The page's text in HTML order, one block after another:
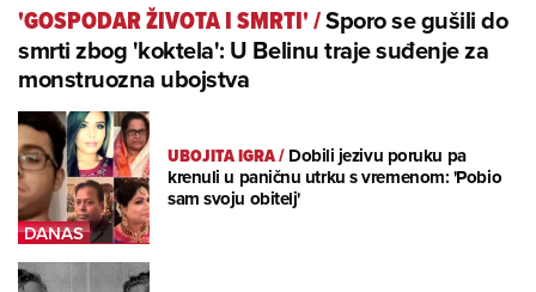
'GOSPODAR ŽIVOTA I SMRTI'/Sporo se gušili do
smrti zbog 'koktela': U Belinu traje suđenje za
monstruozna ubojstva
UBOJITA IGRA/Dobili jezivu poruku pa
krenuli u paničnu utrku s vremenom: 'Pobio
sam svoju obitelj'